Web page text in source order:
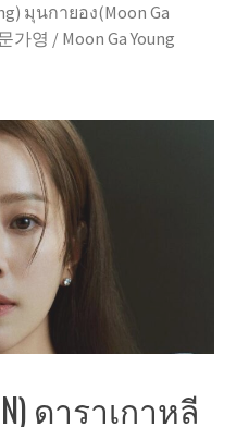
มุนกายอง(Moon Ga
영 / Moon Ga Young
ดาราเกาหลี